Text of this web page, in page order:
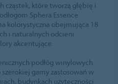
cząstek, które tworzą głębię i
Sphera Essence
kolorystyczna obejmująca 18
i naturalnych odcieni
akcentujące.
podłóg winylowych
gamy zastosowań w
budynkach użyteczności